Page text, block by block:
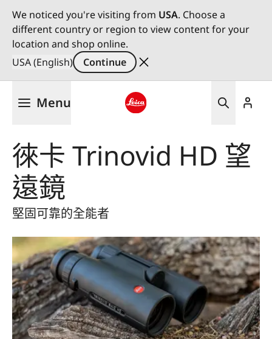
We noticed you're visiting from USA. Choose a
different country or region to view content for your
location and shop online.
USA (English)
Continue
Menu
徠卡 Trinovid HD 望
遠鏡
堅固可靠的全能者